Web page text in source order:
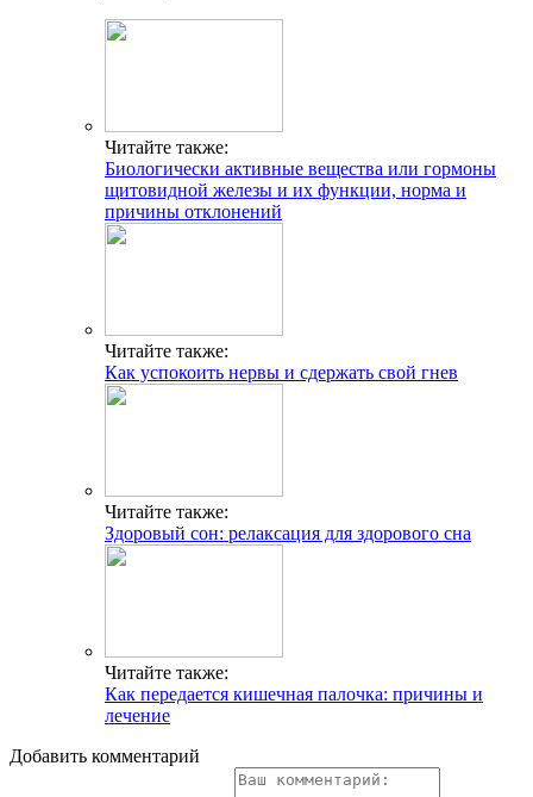
Читайте также:
Биологически активные вещества или гормоны
щитовидной железы и их функции, норма и
причины отклонений
Читайте также:
Как успокоить нервы и сдержать свой гнев
Читайте также:
Здоровый сон: релаксация для здорового сна
Читайте также:
Как передается кишечная палочка: причины и
лечение
Добавить комментарий